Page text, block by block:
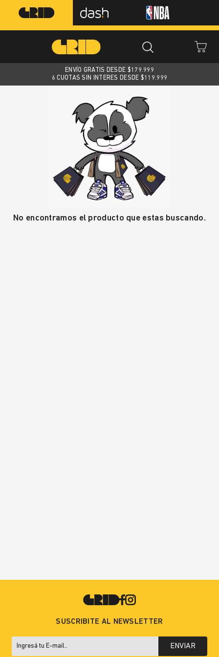
ENVÍO GRATIS DESDE $179.999
6 CUOTAS SIN INTERES DESDE $119.999
No encontramos el producto que estas buscando.
SUSCRIBITE AL NEWSLETTER
ENVIAR